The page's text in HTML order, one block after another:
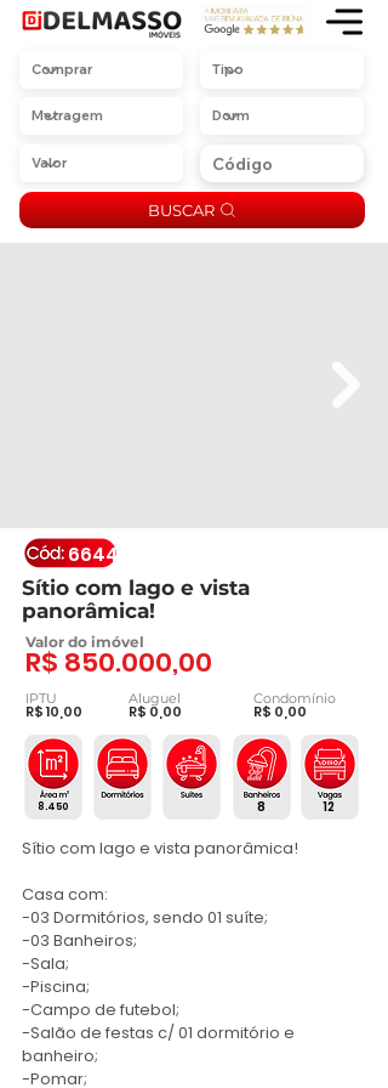
BUSCAR
6644
Sítio com lago e vista
panorâmica!
Valor do imóvel
R$ 850.000,00
IPTU
R$ 10,00
Aluguel
R$ 0,00
Condomínio
R$ 0,00
8 12
8.450
Sítio com lago e vista panorâmica!
Casa com:
-03 Dormitórios, sendo 01 suíte;
-03 Banheiros;
-Sala;
-Piscina;
-Campo de futebol;
-Salão de festas c/ 01 dormitório e
banheiro;
-Pomar;